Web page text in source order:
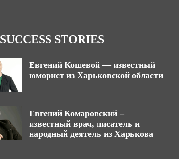
SUCCESS STORIES
Евгений Кошевой — известный
юморист из Харьковской области
Евгений Комаровский –
известный врач, писатель и
народный деятель из Харькова